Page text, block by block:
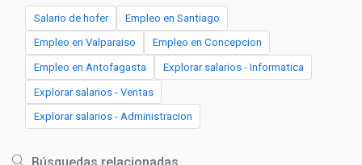
Salario de hofer Empleo en Santiago
Empleo en Valparaiso Empleo en Concepcion
Empleo en Antofagasta Explorar salarios - Informatica
Explorar salarios - Ventas
Explorar salarios - Administracion